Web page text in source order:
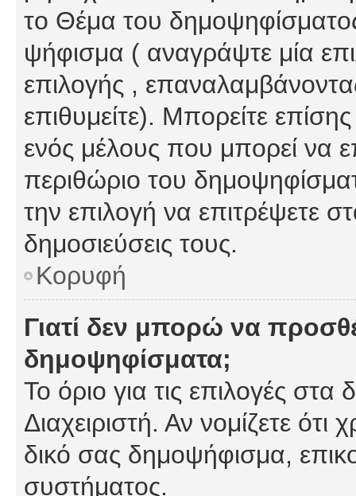
το Θέμα του
ψήφισμα ( αναγράψτε μία
επιλογής ,
επιθυμείτε). Μπορείτε
ενός μέλους που μπορεί να
περιθώριο του
την επιλογή να επιτρέψετε
δημοσιεύσεις τους.
Κορυφή
Γιατί δεν μπορώ να
δημοψηφίσματα;
Το όριο για τις επιλογές
Διαχειριστή. Αν νομίζετε ότι
δικό σας δημοψήφισμα,
συστήματος.